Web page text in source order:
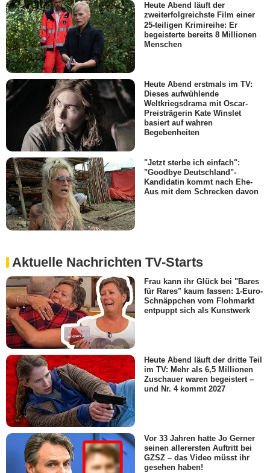
Heute Abend läuft der
zweiterfolgreichste Film einer
25-teiligen Krimireihe: Er
begeisterte bereits 8 Millionen
Menschen
Heute Abend erstmals im TV:
Dieses aufwühlende
Weltkriegsdrama mit Oscar-
Preisträgerin Kate Winslet
basiert auf wahren
Begebenheiten
"Jetzt sterbe ich einfach":
"Goodbye Deutschland"-
Kandidatin kommt nach Ehe-
Aus mit dem Schrecken davon
Aktuelle Nachrichten TV-Starts
Frau kann ihr Glück bei "Bares
für Rares" kaum fassen: 1-Euro-
Schnäppchen vom Flohmarkt
entpuppt sich als Kunstwerk
Heute Abend läuft der dritte Teil
im TV: Mehr als 6,5 Millionen
Zuschauer waren begeistert –
und Nr. 4 kommt 2027
Vor 33 Jahren hatte Jo Gerner
seinen allerersten Auftritt bei
GZSZ – das Video müsst ihr
gesehen haben!